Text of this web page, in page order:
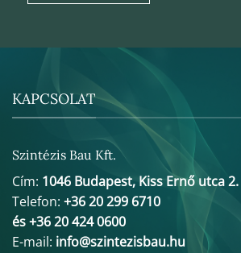
KAPCSOLAT
Szintézis Bau Kft.
Cím: 1046 Budapest, Kiss Ernő utca 2.
Telefon: +36 20 299 6710
és +36 20 424 0600
E-mail: info@szintezisbau.hu